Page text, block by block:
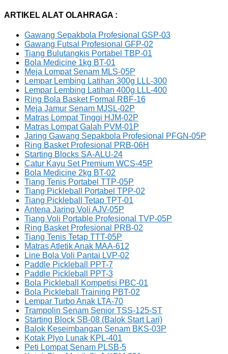
ARTIKEL ALAT OLAHRAGA :
Gawang Sepakbola Profesional GSP-03
Gawang Futsal Profesional GFP-02
Tiang Bulutangkis Portabel TBP-01
Bola Medicine 1kg BT-01
Meja Lompat Senam MLS-05P
Lempar Lembing Latihan 300g LLL-300
Lempar Lembing Latihan 400g LLL-400
Ring Bola Basket Formal RBF-16
Meja Jamur Senam MJSL-02P
Matras Lompat Tinggi HJM-02P
Matras Lompat Galah PVM-01P
Jaring Gawang Sepakbola Profesional PFGN-05P
Ring Basket Profesional PRB-06H
Starting Blocks SA-ALU-24
Catur Kayu Set Premium WCS-45P
Bola Medicine 2kg BT-02
Tiang Tenis Portabel TTP-05P
Tiang Pickleball Portabel TPP-02
Tiang Pickleball Tetap TPT-01
Antena Jaring Voli AJV-05P
Tiang Voli Portable Profesional TVP-05P
Ring Basket Profesional PRB-02
Tiang Tenis Tetap TTT-05P
Matras Atletik Anak MAA-612
Line Bola Voli Pantai LVP-02
Paddle Pickleball PPT-7
Paddle Pickleball PPT-3
Bola Pickleball Kompetisi PBC-01
Bola Pickleball Training PBT-02
Lempar Turbo Anak LTA-70
Trampolin Senam Senior TSS-125-ST
Starting Block SB-08 (Balok Start Lari)
Balok Keseimbangan Senam BKS-03P
Kotak Plyo Lunak KPL-401
Peti Lompat Senam PLSB-5